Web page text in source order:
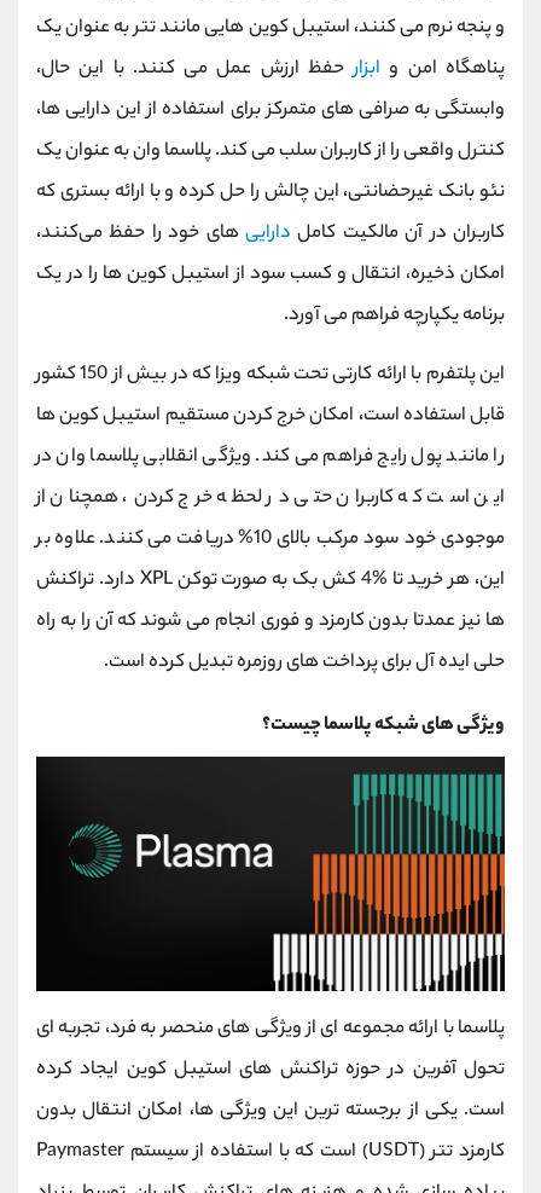
‌و پنجه نرم می‌ کنند، استیبل‌ کوین ‌هایی مانند تتر به عنوان یک
پناهگاه امن و ابزارحفظ ارزش عمل می کنند. با این حال،
وابستگی به صرافی ‌های متمرکز برای استفاده از این دارایی ‌ها،
کنترل واقعی را از کاربران سلب می کند. پلاسما وان به عنوان یک
نئو بانک غیرحضانتی، این چالش را حل کرده و با ارائه بستری که
کاربران در آن مالکیت کامل دارایی ‌های خود را حفظ می‌کنند،
امکان ذخیره، انتقال و کسب سود از استیبل‌ کوین‌ ها را در یک
برنامه یکپارچه فراهم می ‌آورد.
این پلتفرم با ارائه کارتی تحت شبکه ویزا که در بیش از 150 کشور
قابل استفاده است، امکان خرج کردن مستقیم استیبل‌ کوین ‌ها
را مانند پول رایج فراهم می‌ کند. ویژگی انقلابی پلاسما وان در
این است که کاربران حتی در لحظه خرج کردن، همچنان از
موجودی خود سود مرکب بالای 10% دریافت می ‌کنند. علاوه بر
این، هر خرید تا %4 کش‌ بک به صورت توکن XPL دارد. تراکنش
‌ها نیز عمدتا بدون کارمزد و فوری انجام می‌ شوند که آن را به راه
‌حلی ایده ‌آل برای پرداخت‌ های روزمره تبدیل کرده است.
ویژگی های شبکه پلاسما چیست؟
پلاسما با ارائه مجموعه ای از ویژگی های منحصر به فرد، تجربه ای
تحول آفرین در حوزه تراکنش های استیبل کوین ایجاد کرده
است. یکی از برجسته ترین این ویژگی ها، امکان انتقال بدون
کارمزد تتر (USDT) است که با استفاده از سیستم Paymaster